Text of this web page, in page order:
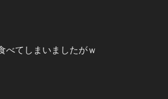
べてしまいましたがｗ